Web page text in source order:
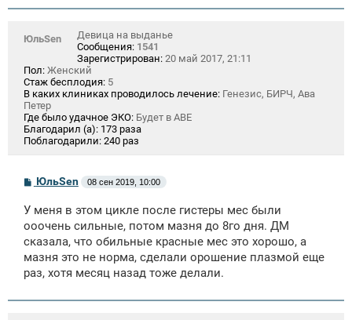
ЮльSen
Девица на выданье
Сообщения: 1541
Зарегистрирован: 20 май 2017, 21:11
Пол: Женский
Стаж бесплодия: 5
В каких клиниках проводилось лечение: Генезис, БИРЧ, Ава
Петер
Где было удачное ЭКО: Будет в АВЕ
Благодарил (а): 173 раза
Поблагодарили: 240 раз
С
б
щ
н
и
ЮльSen 08 сен 2019, 10:00
У меня в этом цикле после гистеры мес были
ооочень сильные, потом мазня до 8го дня. ДМ
сказала, что обильные красные мес это хорошо, а
мазня это не норма, сделали орошение плазмой еще
раз, хотя месяц назад тоже делали.